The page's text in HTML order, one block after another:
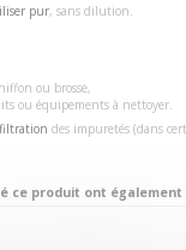
pur, sans dilution.
ou brosse,
ou équipements à nettoyer.
filtration des impuretés (dans
ce produit ont également